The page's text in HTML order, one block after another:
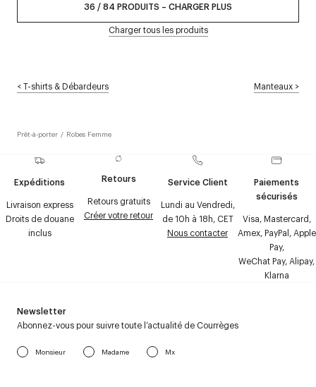
36 /84 PRODUITS – CHARGER PLUS
Charger tous les produits
<T-shirts & Débardeurs Manteaux >
Prêt-à-porter / Robes Femme
Expéditions
Livraison express
Droits de douane
inclus
Retours
Retours gratuits
Créer votre retour
Service Client
Lundi au Vendredi,
de 10h à 18h, CET
Nous contacter
Paiements
sécurisés
Visa, Mastercard,
Amex, PayPal, Apple
Pay,
WeChat Pay, Alipay,
Klarna
Newsletter
Abonnez-vous pour suivre toute l’actualité de Courrèges
Monsieur Madame Mx